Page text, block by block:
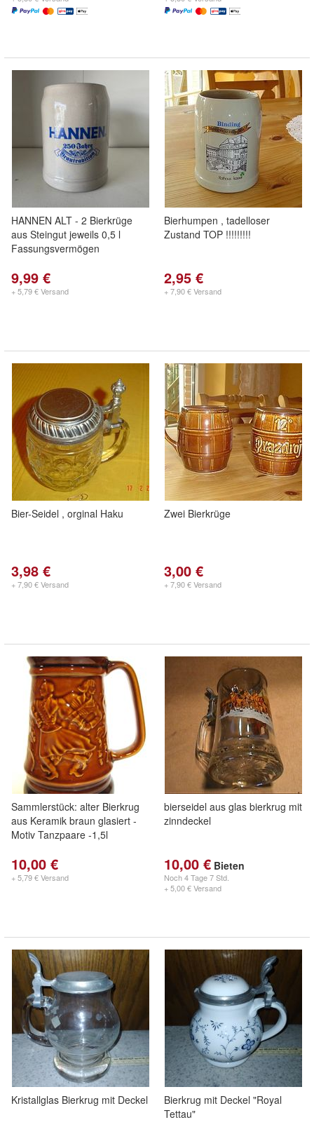
HANNEN ALT - 2 Bierkrüge
aus Steingut jeweils 0,5 l
Fassungsvermögen
9,99 €
+ 5,79 € Versand
Bierhumpen , tadelloser
Zustand TOP !!!!!!!!!
2,95 €
+ 7,90 € Versand
Bier-Seidel , orginal Haku
3,98 €
+ 7,90 € Versand
Zwei Bierkrüge
3,00 €
+ 7,90 € Versand
Sammlerstück: alter Bierkrug
aus Keramik braun glasiert -
Motiv Tanzpaare -1,5l
10,00 €
+ 5,79 € Versand
bierseidel aus glas bierkrug mit
zinndeckel
10,00 € Bieten
Noch4 Tage 7 Std.
+ 5,00 € Versand
Kristallglas Bierkrug mit Deckel
Bierkrug mit Deckel "Royal
Tettau"